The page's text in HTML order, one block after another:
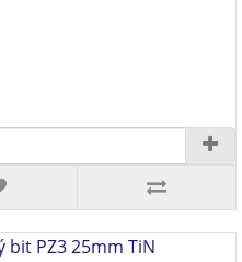
bit PZ3 25mm TiN